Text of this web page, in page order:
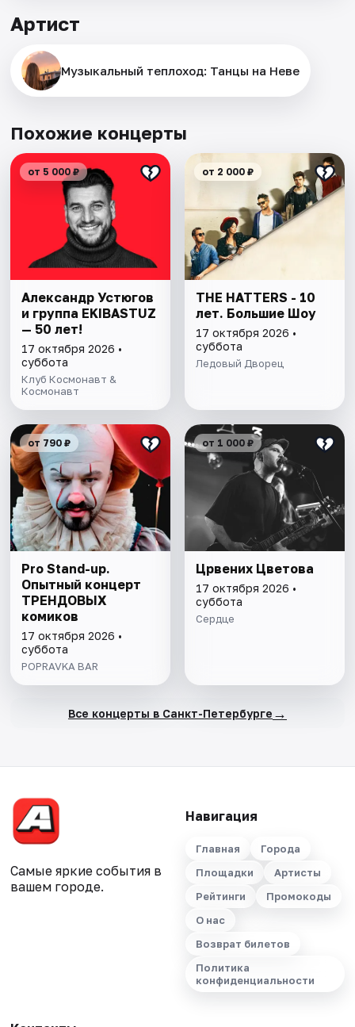
Артист
Музыкальный теплоход: Танцы на Неве
Похожие концерты
от 5 000 ₽
Александр Устюгов
и группа EKIBASTUZ
— 50 лет!
17 октября 2026 •
суббота
Клуб Космонавт &
Космонавт
от 2 000 ₽
THE HATTERS - 10
лет. Большие Шоу
17 октября 2026 •
суббота
Ледовый Дворец
от 790 ₽
Pro Stand-up.
Опытный концерт
ТРЕНДОВЫХ
комиков
17 октября 2026 •
суббота
POPRAVKA BAR
от 1 000 ₽
Црвених Цветова
17 октября 2026 •
суббота
Сердце
Все концерты в Санкт-Петербурге →
Самые яркие события в
вашем городе.
Навигация
Главная
Города
Площадки
Артисты
Рейтинги
Промокоды
О нас
Возврат билетов
Политика
конфиденциальности